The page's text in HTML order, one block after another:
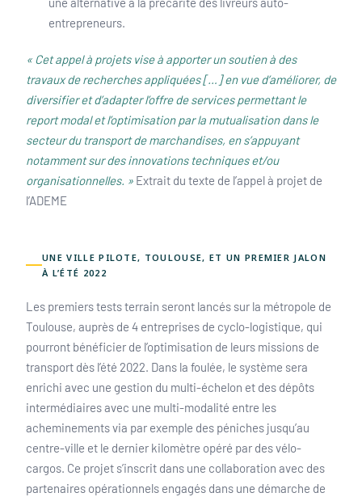
entrepreneurs.
« Cet appel à projets vise à apporter un soutien à des
travaux de recherches appliquées […] en vue d’améliorer, de
diversifier et d’adapter l’offre de services permettant le
report modal et l’optimisation par la mutualisation dans le
secteur du transport de marchandises, en s’appuyant
notamment sur des innovations techniques et/ou
organisationnelles. » Extrait du texte de l’appel à projet de
l’ADEME
UNE VILLE PILOTE, TOULOUSE, ET UN PREMIER JALON
À L’ÉTÉ 2022
Les premiers tests terrain seront lancés sur la métropole de
Toulouse, auprès de 4 entreprises de cyclo-logistique, qui
pourront bénéficier de l’optimisation de leurs missions de
transport dès l’été 2022. Dans la foulée, le système sera
enrichi avec une gestion du multi-échelon et des dépôts
intermédiaires avec une multi-modalité entre les
acheminements via par exemple des péniches jusqu’au
centre-ville et le dernier kilomètre opéré par des vélo-
cargos. Ce projet s’inscrit dans une collaboration avec des
partenaires opérationnels engagés dans une démarche de